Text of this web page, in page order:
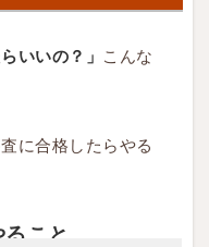
いいの？」 こんな
に合格したらやる
こと